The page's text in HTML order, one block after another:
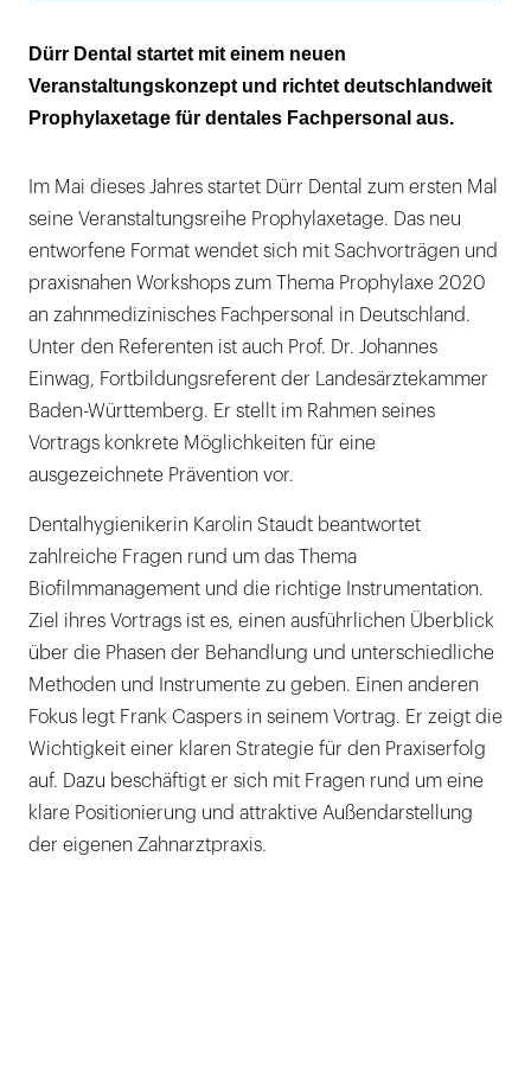
Wissensvermittlung und Workshops
Dürr Dental startet mit einem neuen
Veranstaltungskonzept und richtet deutschlandweit
Prophylaxetage für dentales Fachpersonal aus.
Im Mai dieses Jahres startet Dürr Dental zum ersten Mal
seine Veranstaltungsreihe Prophylaxetage. Das neu
entworfene Format wendet sich mit Sachvorträgen und
praxisnahen Workshops zum Thema Prophylaxe 2020
an zahnmedizinisches Fachpersonal in Deutschland.
Unter den Referenten ist auch Prof. Dr. Johannes
Einwag, Fortbildungsreferent der Landesärztekammer
Baden-Württemberg. Er stellt im Rahmen seines
Vortrags konkrete Möglichkeiten für eine
ausgezeichnete Prävention vor.
Dentalhygienikerin Karolin Staudt beantwortet
zahlreiche Fragen rund um das Thema
Biofilmmanagement und die richtige Instrumentation.
Ziel ihres Vortrags ist es, einen ausführlichen Überblick
über die Phasen der Behandlung und unterschiedliche
Methoden und Instrumente zu geben. Einen anderen
Fokus legt Frank Caspers in seinem Vortrag. Er zeigt die
Wichtigkeit einer klaren Strategie für den Praxiserfolg
auf. Dazu beschäftigt er sich mit Fragen rund um eine
klare Positionierung und attraktive Außendarstellung
der eigenen Zahnarztpraxis.